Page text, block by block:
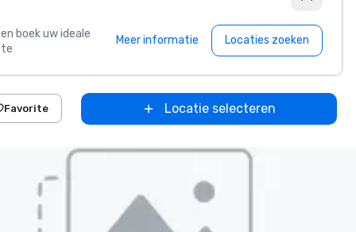
boek uw ideale
Meer informatie Locaties zoeken
Favorite Locatie selecteren